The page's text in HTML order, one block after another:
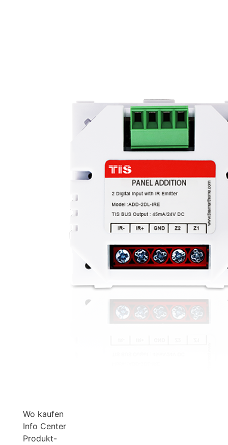
Wo kaufen
Info Center
Produkt-